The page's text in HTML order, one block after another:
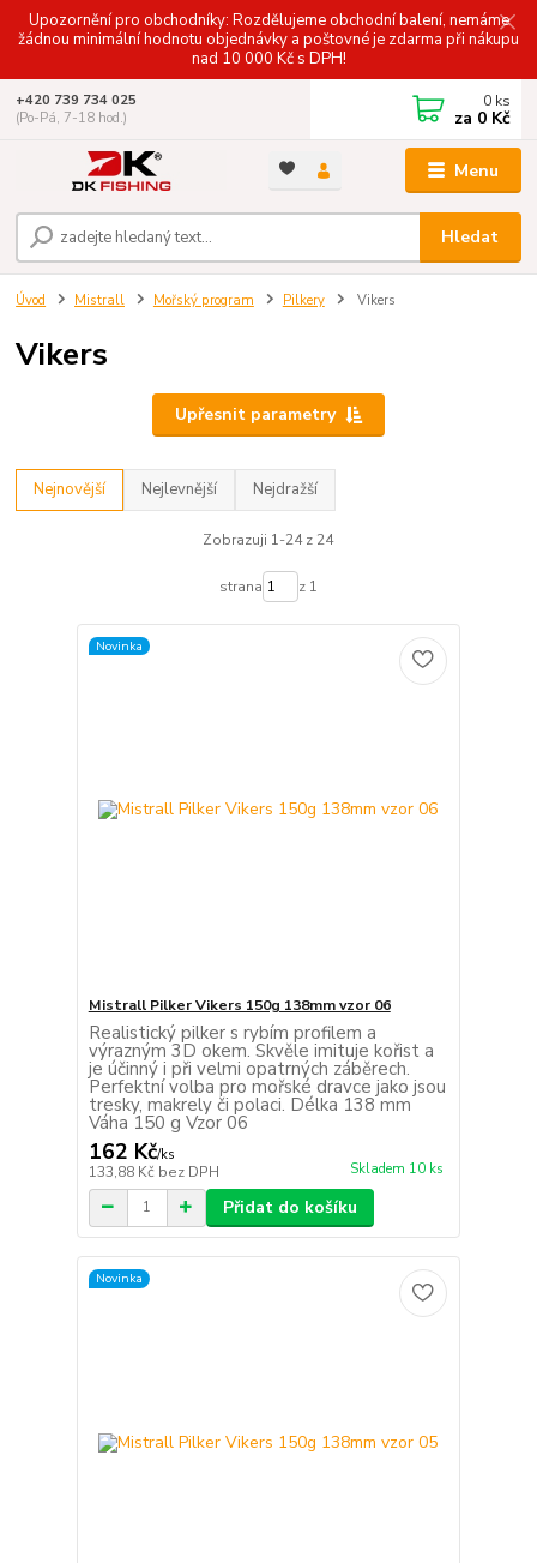
Upozornění pro obchodníky: Rozdělujeme obchodní balení, nemáme
žádnou minimální hodnotu objednávky a poštovné je zdarma při nákupu
nad 10 000 Kč s DPH!
Menu
Hledat
+420 739 734 025
(Po-Pá, 7-18 hod.)
0 ks
za 0 Kč
Úvod Mistrall Mořský program Pilkery Vikers
Vikers
Upřesnit parametry
Nejnovější Nejlevnější Nejdražší
Zobrazuji 1-24 z 24
strana z 1
Novinka
Mistrall Pilker Vikers 150g 138mm vzor 06
Realistický pilker s rybím profilem a
výrazným 3D okem. Skvěle imituje kořist a
je účinný i při velmi opatrných záběrech.
Perfektní volba pro mořské dravce jako jsou
tresky, makrely či polaci. Délka 138 mm
Váha 150 g Vzor 06
162 Kč/ks
133,88 Kč bez DPH Skladem 10 ks
Přidat do košíku
Novinka